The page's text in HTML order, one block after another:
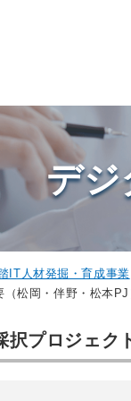
デジ
IT人材発掘・育成事業
松岡・伴野・松本PJ
プロジェク